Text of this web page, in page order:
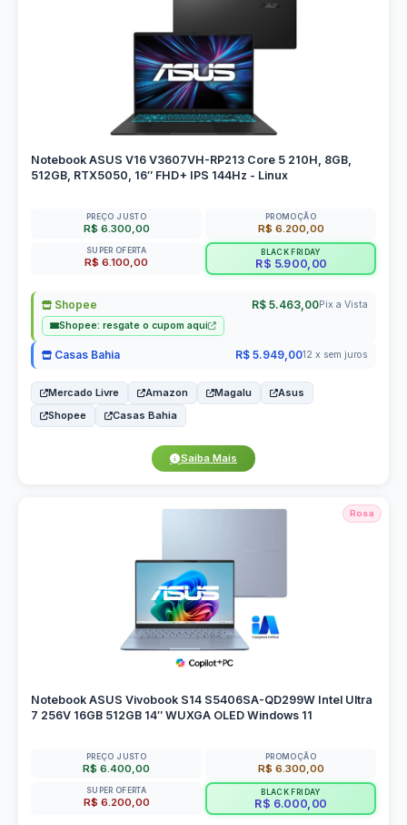
Notebook ASUS V16 V3607VH-RP213 Core 5 210H, 8GB,
512GB, RTX5050, 16″ FHD+ IPS 144Hz - Linux
PREÇO JUSTO
R$ 6.300,00
PROMOÇÃO
R$ 6.200,00
SUPER OFERTA
R$ 6.100,00
BLACK FRIDAY
R$ 5.900,00
Shopee R$ 5.463,00Pix a Vista
Shopee: resgate o cupom aqui
Casas Bahia R$ 5.949,0012 x sem juros
Mercado Livre Amazon Magalu
Asus
Shopee
Casas Bahia
Saiba Mais
Rosa
Notebook ASUS Vivobook S14 S5406SA-QD299W Intel Ultra
7 256V 16GB 512GB 14″ WUXGA OLED Windows 11
PREÇO JUSTO
R$ 6.400,00
PROMOÇÃO
R$ 6.300,00
SUPER OFERTA
R$ 6.200,00
BLACK FRIDAY
R$ 6.000,00